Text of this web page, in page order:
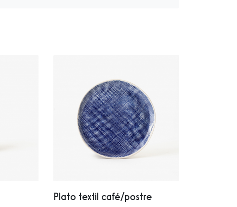
Plato textil café/postre